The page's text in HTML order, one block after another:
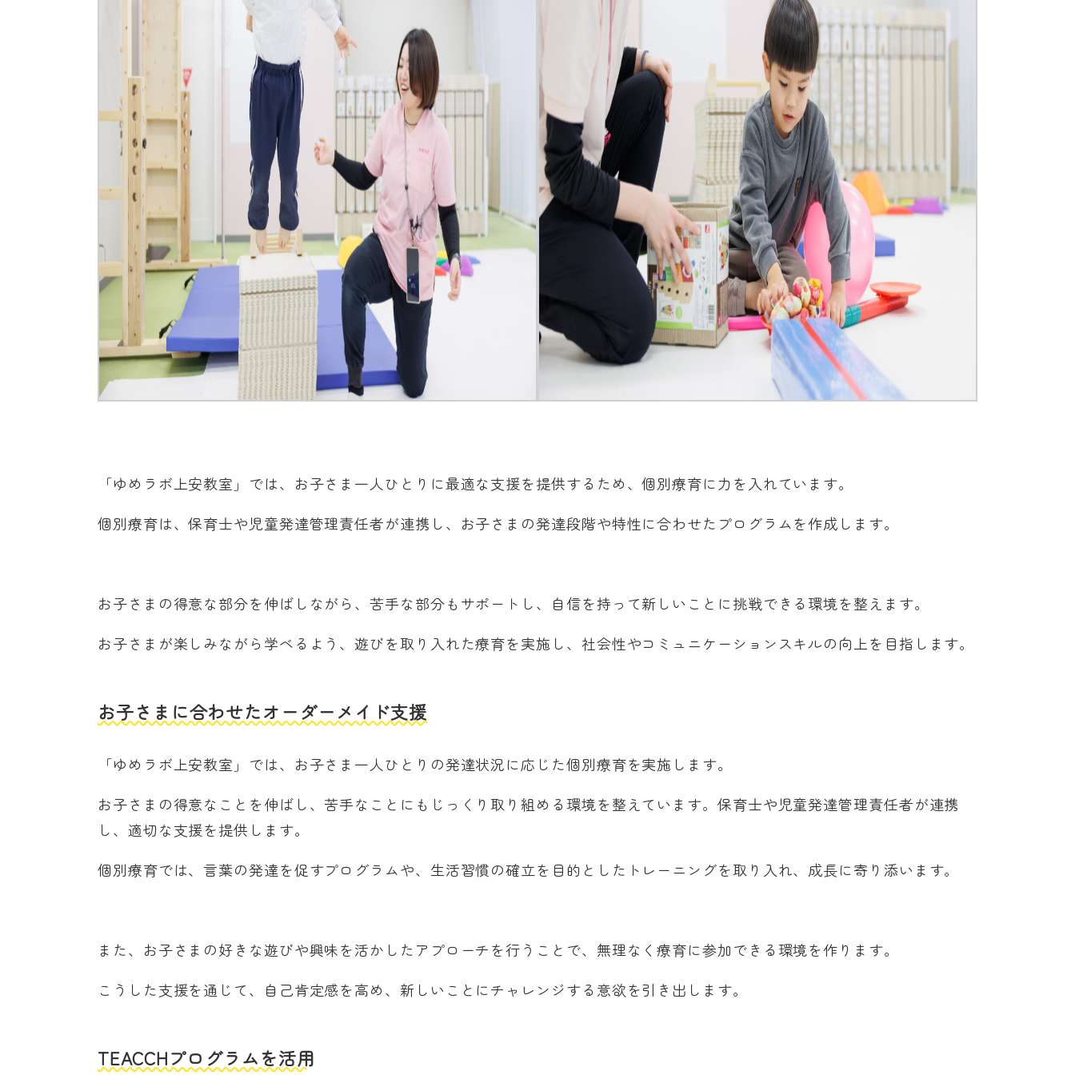
「ゆめラボ上安教室」では、お子さま一人ひとりに最適な支援を提供するため、個別療育に力を入れています。
個別療育は、保育士や児童発達管理責任者が連携し、お子さまの発達段階や特性に合わせたプログラムを作成します。
お子さまの得意な部分を伸ばしながら、苦手な部分もサポートし、自信を持って新しいことに挑戦できる環境を整えます。
お子さまが楽しみながら学べるよう、遊びを取り入れた療育を実施し、社会性やコミュニケーションスキルの向上を目指します。
お子さまに合わせたオーダーメイド支援
「ゆめラボ上安教室」では、お子さま一人ひとりの発達状況に応じた個別療育を実施します。
お子さまの得意なことを伸ばし、苦手なことにもじっくり取り組める環境を整えています。保育士や児童発達管理責任者が連携
し、適切な支援を提供します。
個別療育では、言葉の発達を促すプログラムや、生活習慣の確立を目的としたトレーニングを取り入れ、成長に寄り添います。
また、お子さまの好きな遊びや興味を活かしたアプローチを行うことで、無理なく療育に参加できる環境を作ります。
こうした支援を通じて、自己肯定感を高め、新しいことにチャレンジする意欲を引き出します。
TEACCHプログラムを活用